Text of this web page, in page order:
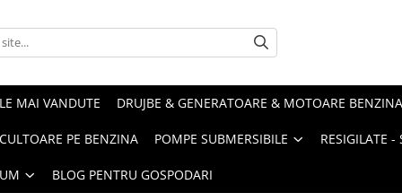
MAI VANDUTE DRUJBE & GENERATOARE & MOTOARE BENZINA
PE BENZINA POMPE SUBMERSIBILE RESIGILATE
BLOG PENTRU GOSPODARI